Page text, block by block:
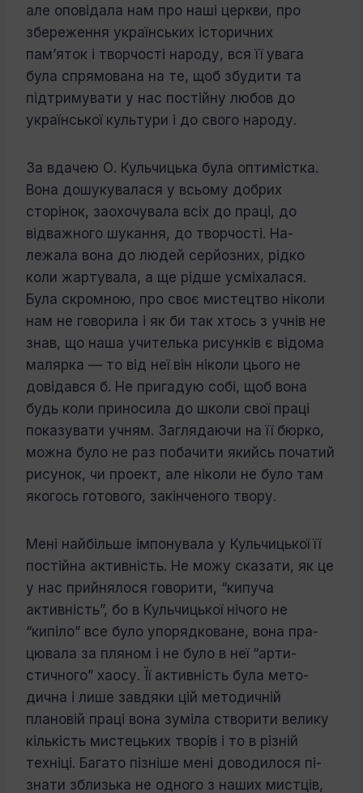
але оповідала нам про наші церкви, про
збереження укра­їнських історичних
пам’яток і творчості народу, вся її увага
була спрямована на те, щоб збудити та
підтримувати у нас по­стійну любов до
української культури і до свого народу.
За вдачею О. Кульчицька була опти­містка.
Вона дошукувалася у всьому до­брих
сторінок, заохочувала всіх до праці, до
відважного шукання, до творчості. На­
лежала вона до людей серйозних, рідко
коли жартувала, а ще рідше усміхалася.
Була скромною, про своє мистецтво ніколи
нам не говорила і як би так хтось з учнів не
знав, що наша учителька рисунків є ві­дома
малярка — то від неї він ніколи цього не
довідався б. Не пригадую собі, щоб вона
будь коли приносила до школи свої праці
показувати учням. Заглядаючи на її бюр­ко,
можна було не раз побачити якийсь по­чатий
рисунок, чи проект, але ніколи не було там
якогось готового, закінченого твору.
Мені найбільше імпонувала у Кульчиць­кої її
постійна активність. Не можу сказати, як це
у нас прийнялося говорити, “кипуча
активність”, бо в Кульчицької нічого не
“кипіло” все було упорядковане, вона пра­
цювала за пляном і не було в неї “арти­
стичного” хаосу. Її активність була мето­
дична і лише завдяки цій методичній
плановій праці вона зуміла створити велику
кількість мистецьких творів і то в різній
техніці. Багато пізніше мені доводилося пі­
знати зблизька не одного з наших мистців,